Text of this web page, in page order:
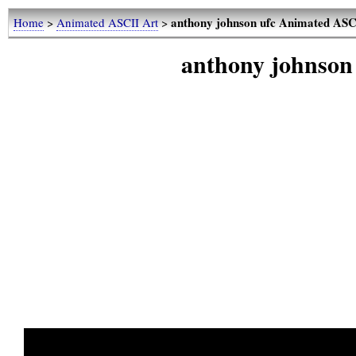
Home>Animated ASCII Art>anthony johnson ufc Animated
anthony